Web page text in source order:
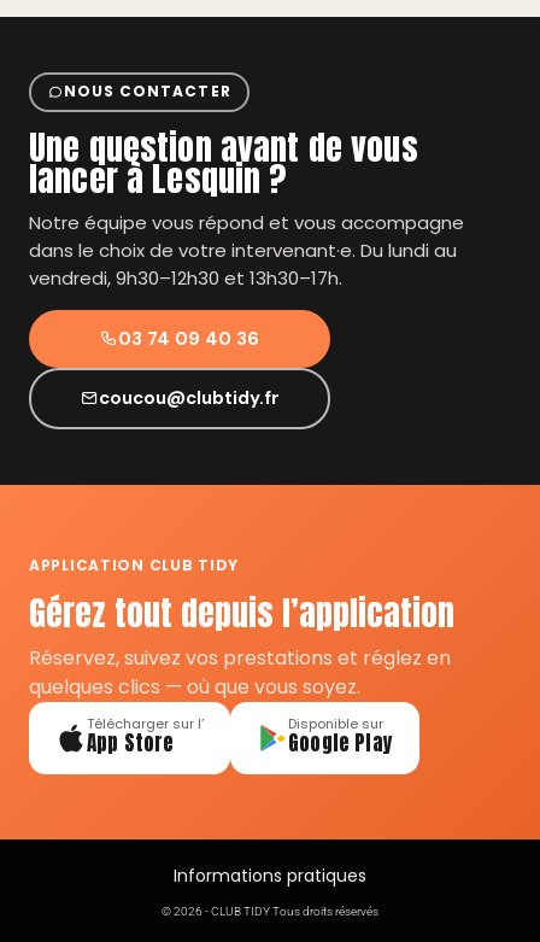
NOUS CONTACTER
Une question avant de vous
lancer à Lesquin ?
Notre équipe vous répond et vous accompagne
dans le choix de votre intervenant·e. Du lundi au
vendredi, 9h30–12h30 et 13h30–17h.
03 74 09 40 36
coucou@clubtidy.fr
APPLICATION CLUB TIDY
Gérez tout depuis l’application
Réservez, suivez vos prestations et réglez en
quelques clics — où que vous soyez.
Télécharger sur l’
App Store
Disponible sur
Google Play
Informations pratiques
© 2026 - CLUB TIDY Tous droits réservés